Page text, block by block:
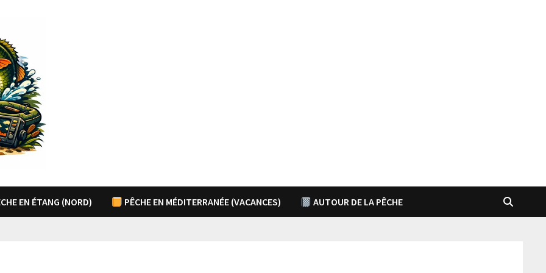
EN ÉTANG (NORD) PÊCHE EN MÉDITERRANÉE (VACANCES) AUTOUR DE LA PÊCHE